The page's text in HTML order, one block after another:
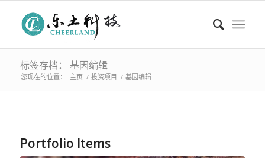
标签存档： 基因编辑
您现在的位置： 主页 / 投资项目 / 基因编辑
Portfolio Items